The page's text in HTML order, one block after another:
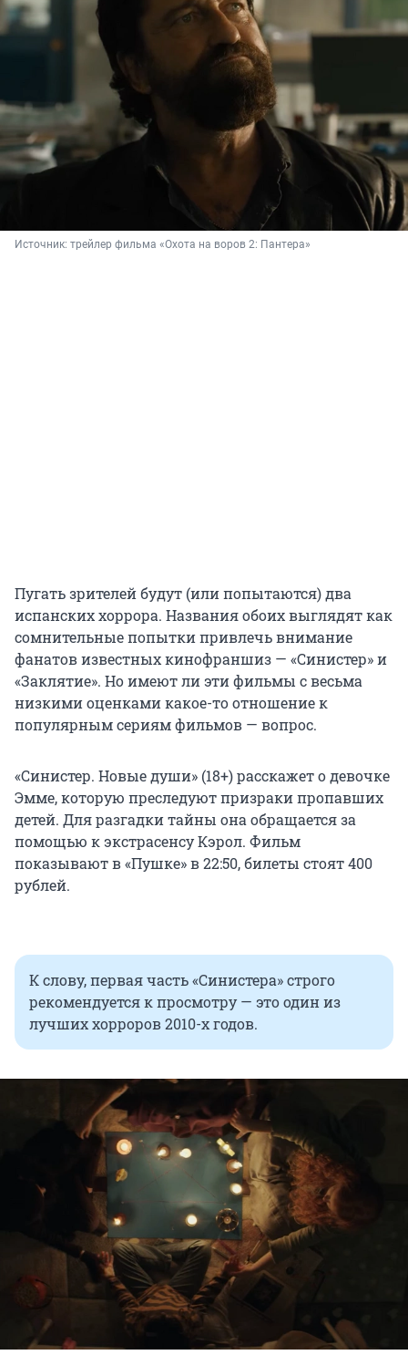
Источник: трейлер фильма «Охота на воров 2: Пантера»
Пугать зрителей будут (или попытаются) два
испанских хоррора. Названия обоих выглядят как
сомнительные попытки привлечь внимание
фанатов известных кинофраншиз — «Синистер» и
«Заклятие». Но имеют ли эти фильмы с весьма
низкими оценками какое-то отношение к
популярным сериям фильмов — вопрос.
«Синистер. Новые души» (18+) расскажет о девочке
Эмме, которую преследуют призраки пропавших
детей. Для разгадки тайны она обращается за
помощью к экстрасенсу Кэрол. Фильм
показывают в «Пушке» в 22:50, билеты стоят 400
рублей.
К слову, первая часть «Синистера» строго
рекомендуется к просмотру — это один из
лучших хорроров 2010-х годов.